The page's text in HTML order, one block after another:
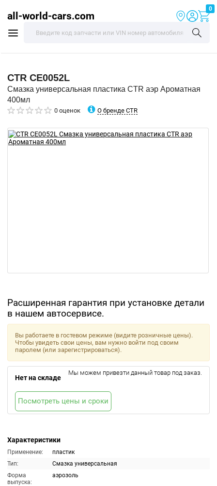
all-world-cars.com
0
CTR CE0052L
Смазка универсальная пластика CTR аэр Ароматная
400мл
0 оценок О бренде CTR
Расширенная гарантия при установке детали
в нашем автосервисе.
Характеристики
Применение:
пластик
Тип:
Смазка универсальная
Форма
выпуска:
аэрозоль
Вы работаете в гостевом режиме (видите розничные цены).
Чтобы увидеть свои цены, вам нужно войти под своим
паролем (или зарегистрироваться).
Нет на складе
Мы можем привезти данный товар под заказ.
Посмотреть цены и сроки